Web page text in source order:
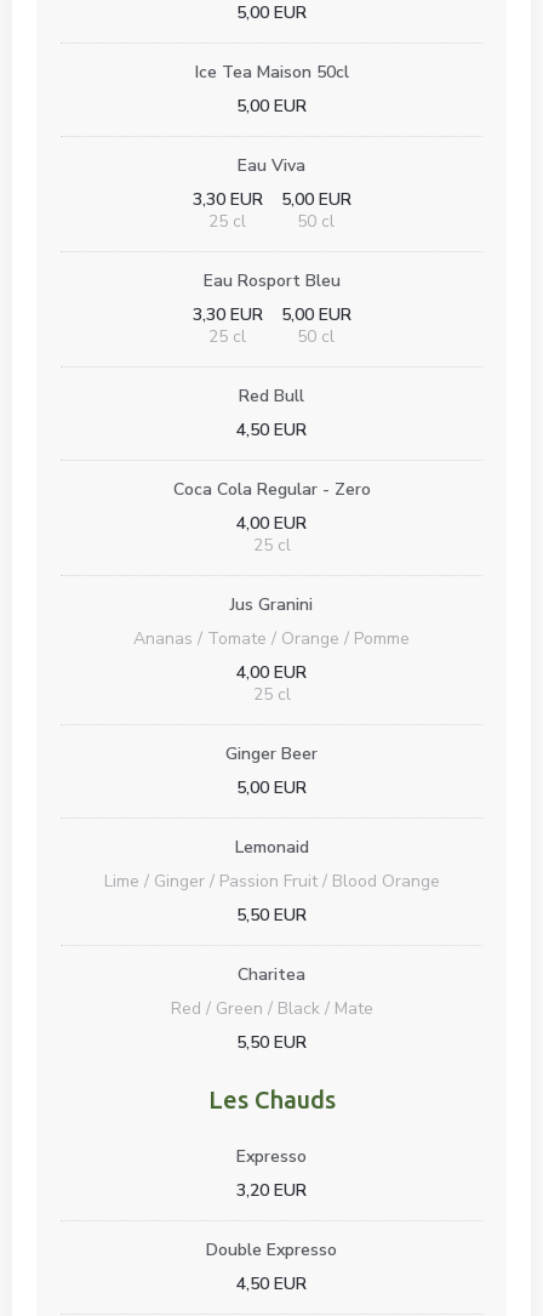
5,00 EUR
Ice Tea Maison 50cl
5,00 EUR
Eau Viva
3,30 EUR
25 cl
5,00 EUR
50 cl
Eau Rosport Bleu
3,30 EUR
25 cl
5,00 EUR
50 cl
Red Bull
4,50 EUR
Coca Cola Regular - Zero
4,00 EUR
25 cl
Jus Granini
Ananas / Tomate / Orange / Pomme
4,00 EUR
25 cl
Ginger Beer
5,00 EUR
Lemonaid
Lime / Ginger / Passion Fruit / Blood Orange
5,50 EUR
Charitea
Red / Green / Black / Mate
5,50 EUR
Les Chauds
Expresso
3,20 EUR
Double Expresso
4,50 EUR